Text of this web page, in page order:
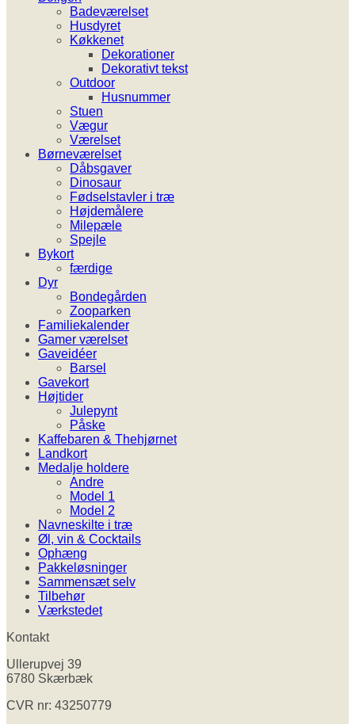
Badeværelset
Husdyret
Køkkenet
Dekorationer
Dekorativt tekst
Outdoor
Husnummer
Stuen
Vægur
Værelset
Børneværelset
Dåbsgaver
Dinosaur
Fødselstavler i træ
Højdemålere
Milepæle
Spejle
Bykort
færdige
Dyr
Bondegården
Zooparken
Familiekalender
Gamer værelset
Gaveidéer
Barsel
Gavekort
Højtider
Julepynt
Påske
Kaffebaren & Thehjørnet
Landkort
Medalje holdere
Andre
Model 1
Model 2
Navneskilte i træ
Øl, vin & Cocktails
Ophæng
Pakkeløsninger
Sammensæt selv
Tilbehør
Værkstedet
Kontakt
Ullerupvej 39
6780 Skærbæk
CVR nr: 43250779